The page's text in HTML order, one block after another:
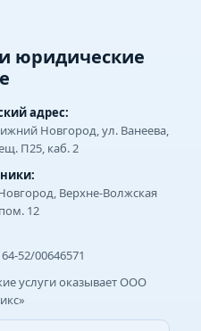
юридические
адрес:
Новгород, ул. Ванеева,
П25, каб. 2
Верхне-Волжская
12
52/00646571
услуги оказывает ООО